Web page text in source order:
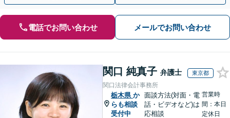
電話でお問い合わせ メールでお問い合わせ
関口 純真子 弁護士 東京都
関口法律会計事務所
栃木県 か
らも相談
受付中
面談方法(対面・電
話・ビデオなど)は
応相談
営業時
間：本日
定休日